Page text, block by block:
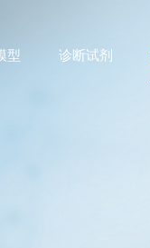
型 诊断试剂